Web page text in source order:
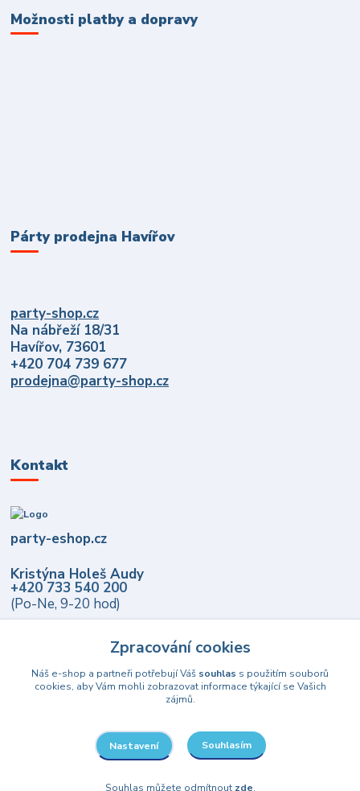
Možnosti platby a dopravy
Párty prodejna Havířov
party-shop.cz
Na nábřeží 18/31
Havířov, 73601
+420 704 739 677
prodejna@party-shop.cz
Kontakt
party-eshop.cz
Kristýna Holeš Audy
+420 733 540 200
(Po-Ne, 9-20 hod)
Upravit sběr cookies.
Zpracování cookies
Náš e-shop a partneři potřebují Váš souhlas s použitím souborů
cookies, aby Vám mohli zobrazovat informace týkající se Vašich
zájmů.
Nastavení Souhlasím
Souhlas můžete odmítnout zde.